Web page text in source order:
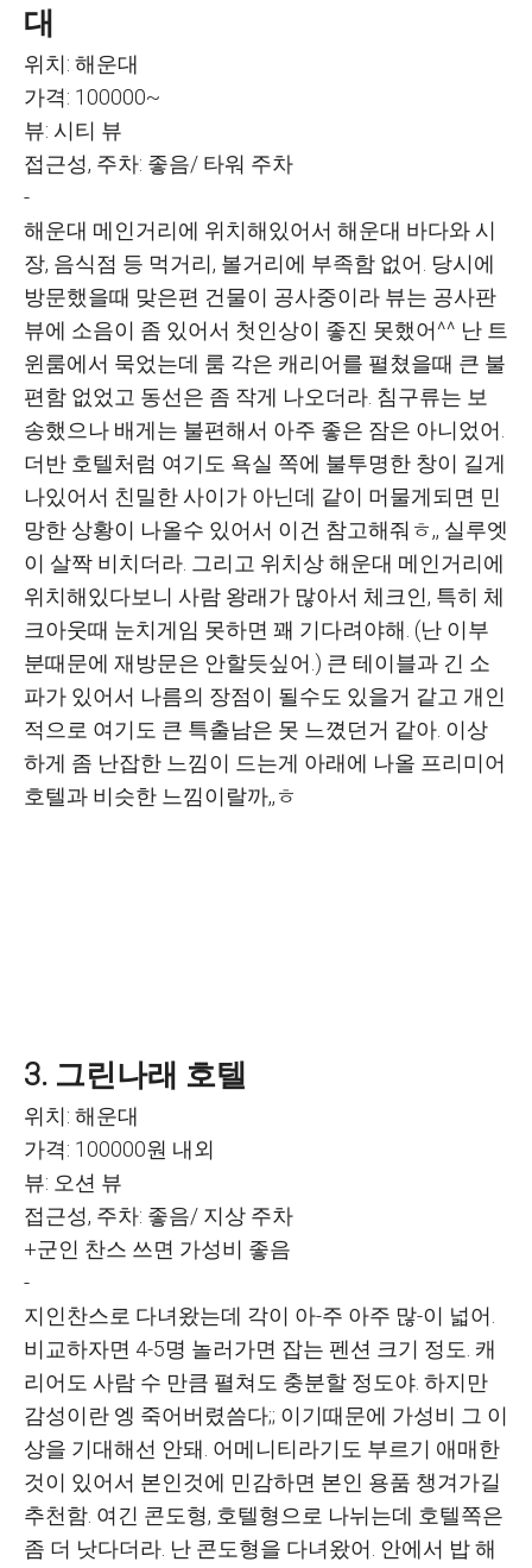
대
위치: 해운대
가격: 100000~
뷰: 시티 뷰
접근성, 주차: 좋음/ 타워 주차
-
해운대 메인거리에 위치해있어서 해운대 바다와 시
장, 음식점 등 먹거리, 볼거리에 부족함 없어. 당시에
방문했을때 맞은편 건물이 공사중이라 뷰는 공사판
뷰에 소음이 좀 있어서 첫인상이 좋진 못했어^^ 난 트
윈룸에서 묵었는데 룸 각은 캐리어를 펼쳤을때 큰 불
편함 없었고 동선은 좀 작게 나오더라. 침구류는 보
송했으나 배게는 불편해서 아주 좋은 잠은 아니었어.
더반 호텔처럼 여기도 욕실 쪽에 불투명한 창이 길게
나있어서 친밀한 사이가 아닌데 같이 머물게되면 민
망한 상황이 나올수 있어서 이건 참고해줘ㅎ,, 실루엣
이 살짝 비치더라. 그리고 위치상 해운대 메인거리에
위치해있다보니 사람 왕래가 많아서 체크인, 특히 체
크아웃때 눈치게임 못하면 꽤 기다려야해. (난 이부
분때문에 재방문은 안할듯싶어.) 큰 테이블과 긴 소
파가 있어서 나름의 장점이 될수도 있을거 같고 개인
적으로 여기도 큰 특출남은 못 느꼈던거 같아. 이상
하게 좀 난잡한 느낌이 드는게 아래에 나올 프리미어
호텔과 비슷한 느낌이랄까,,ㅎ
3. 그린나래 호텔
위치: 해운대
가격: 100000원 내외
뷰: 오션 뷰
접근성, 주차: 좋음/ 지상 주차
+군인 찬스 쓰면 가성비 좋음
-
지인찬스로 다녀왔는데 각이 아-주 아주 많-이 넓어.
비교하자면 4-5명 놀러가면 잡는 펜션 크기 정도. 캐
리어도 사람 수 만큼 펼쳐도 충분할 정도야. 하지만
감성이란 엥 죽어버렸씀다;; 이기때문에 가성비 그 이
상을 기대해선 안돼. 어메니티라기도 부르기 애매한
것이 있어서 본인것에 민감하면 본인 용품 챙겨가길
추천함. 여긴 콘도형, 호텔형으로 나뉘는데 호텔쪽은
좀 더 낫다더라. 난 콘도형을 다녀왔어. 안에서 밥 해